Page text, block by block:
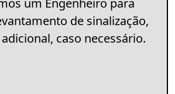
um Engenheiro para
de sinalização,
caso necessário.